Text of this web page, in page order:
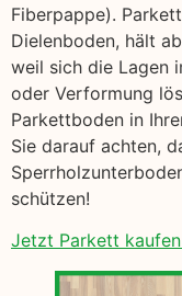
Fiberpappe).
Dielenboden, hält
weil sich die Lagen
oder Verformung
Parkettboden in
Sie darauf achten,
schützen!
Jetzt Parkett